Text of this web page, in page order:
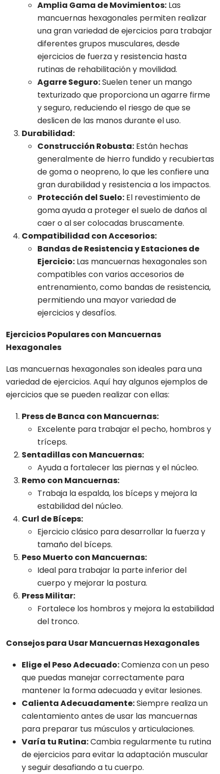
Amplia Gama de Movimientos: Las
mancuernas hexagonales permiten realizar
una gran variedad de ejercicios para trabajar
diferentes grupos musculares, desde
ejercicios de fuerza y resistencia hasta
rutinas de rehabilitación y movilidad.
Agarre Seguro:Suelen tener un mango
texturizado que proporciona un agarre firme
y seguro, reduciendo el riesgo de que se
deslicen de las manos durante el uso.
Durabilidad:
Construcción Robusta: Están hechas
generalmente de hierro fundido y recubiertas
de goma o neopreno, lo que les confiere una
gran durabilidad y resistencia a los impactos.
Protección del Suelo: El revestimiento de
goma ayuda a proteger el suelo de daños al
caer o al ser colocadas bruscamente.
Compatibilidad con Accesorios:
Bandas de Resistencia y Estaciones de
Ejercicio: Las mancuernas hexagonales son
compatibles con varios accesorios de
entrenamiento, como bandas de resistencia,
permitiendo una mayor variedad de
ejercicios y desafíos.
Ejercicios Populares con Mancuernas
Hexagonales
Las mancuernas hexagonales son ideales para una
variedad de ejercicios. Aquí hay algunos ejemplos de
ejercicios que se pueden realizar con ellas:
Press de Banca con Mancuernas:
Excelente para trabajar el pecho, hombros y
tríceps.
Sentadillas con Mancuernas:
Ayuda a fortalecer las piernas y el núcleo.
Remo con Mancuernas:
Trabaja la espalda, los bíceps y mejora la
estabilidad del núcleo.
Curl de Bíceps:
Ejercicio clásico para desarrollar la fuerza y
tamaño del bíceps.
Peso Muerto con Mancuernas:
Ideal para trabajar la parte inferior del
cuerpo y mejorar la postura.
Press Militar:
Fortalece los hombros y mejora la estabilidad
del tronco.
Consejos para Usar Mancuernas Hexagonales
Elige el Peso Adecuado:Comienza con un peso
que puedas manejar correctamente para
mantener la forma adecuada y evitar lesiones.
Calienta Adecuadamente:Siempre realiza un
calentamiento antes de usar las mancuernas
para preparar tus músculos y articulaciones.
Varía tu Rutina:Cambia regularmente tu rutina
de ejercicios para evitar la adaptación muscular
y seguir desafiando a tu cuerpo.